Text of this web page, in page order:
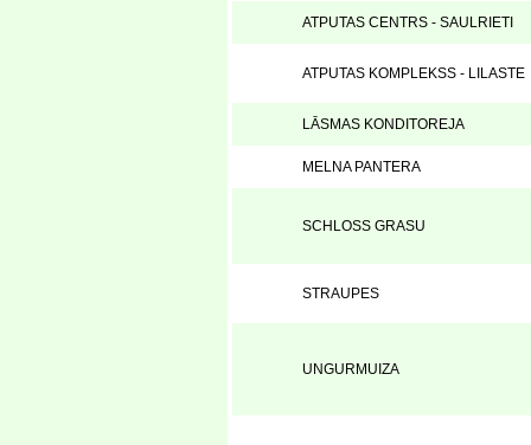
ATPUTAS CENTRS - SAULRIETI
ATPUTAS KOMPLEKSS - LILASTE
LĀSMAS KONDITOREJA
MELNA PANTERA
SCHLOSS GRASU
STRAUPES
UNGURMUIZA